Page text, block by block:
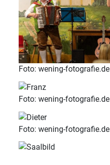
Foto: wening-fotografie.de
Foto: wening-fotografie.de
Foto: wening-fotografie.de